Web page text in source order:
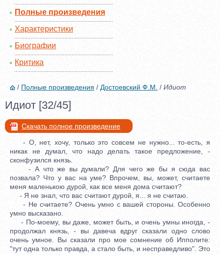
Полные произведения
Характеристики
Биографии
Критика
/ Полные произведения / Достоевский Ф.М. / Идиот
Идиот [32/45]
Скачать полное произведение
- О, нет, хочу, только это совсем не нужно... то-есть, я
никак не думал, что надо делать такое предложение, -
сконфузился князь.
- А что же вы думали? Для чего же бы я сюда вас
позвала? Что у вас на уме? Впрочем, вы, может, считаете
меня маленькою дурой, как все меня дома считают?
- Я не знал, что вас считают дурой, я... я не считаю.
- Не считаете? Очень умно с вашей стороны. Особенно
умно высказано.
- По-моему, вы даже, может быть, и очень умны иногда, -
продолжал князь, - вы давеча вдруг сказали одно слово
очень умное. Вы сказали про мое сомнение об Ипполите:
"тут одна только правда, а стало быть, и несправедливо". Это